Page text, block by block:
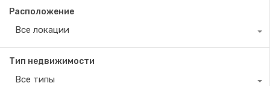
Расположение
Все локации
Тип недвижимости
Все типы